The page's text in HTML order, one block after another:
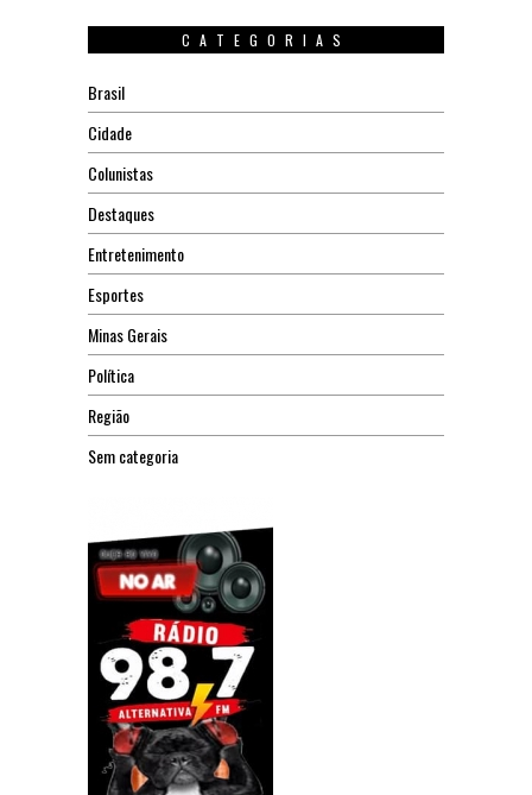
CATEGORIAS
Brasil
Cidade
Colunistas
Destaques
Entretenimento
Esportes
Minas Gerais
Política
Região
Sem categoria